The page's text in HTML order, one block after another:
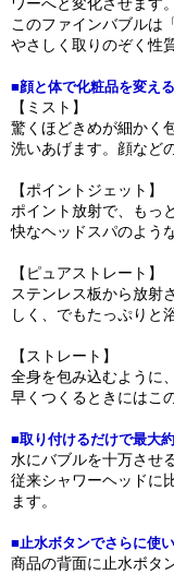
このファインバブルは
やさしく取りのぞく性
■顔と体で化粧品を変え
【ミスト】
驚くほどきめが細かく
洗いあげます。顔など
【ポイントジェット】
ポイント放射で、もっ
快なヘッドスパのよう
【ピュアストレート】
ステンレス板から放射
しく、でもたっぷりと
【ストレート】
全身を包み込むように
早くつくるときにはこ
■取り付けるだけで最大
水にバブルを十万させ
従来シャワーヘッドに
ます。
■止水ボタンでさらに使
商品の背面に止水ボタ